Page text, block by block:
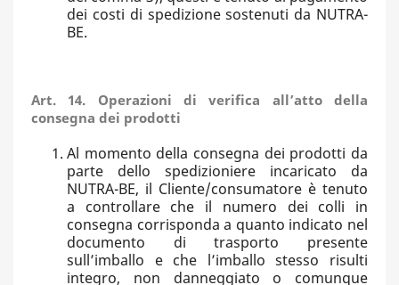
dei costi di spedizione sostenuti da NUTRA-
BE.
Art. 14. Operazioni di verifica all’atto della
consegna dei prodotti
Al momento della consegna dei prodotti da
parte dello spedizioniere incaricato da
NUTRA-BE, il Cliente/consumatore è tenuto
a controllare che il numero dei colli in
consegna corrisponda a quanto indicato nel
documento di trasporto presente
sull’imballo e che l’imballo stesso risulti
integro, non danneggiato o comunque